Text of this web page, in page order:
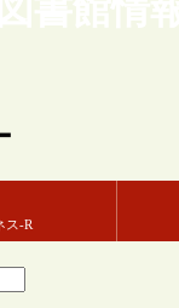
書館情
ス-R